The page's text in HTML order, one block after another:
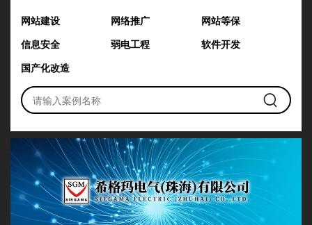
网站建设 网络推广
网站等保
信息安全
弱电工程
软件开发
国产化改造